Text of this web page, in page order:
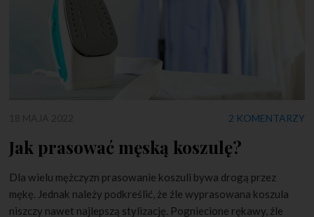
2 KOMENTARZY
Jak prasować męską koszulę?
Dla wielu mężczyzn prasowanie koszuli bywa drogą przez
mękę. Jednak należy podkreślić, że źle wyprasowana koszula
niszczy nawet najlepszą stylizację. Pogniecione rękawy, źle